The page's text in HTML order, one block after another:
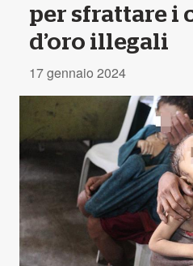
per sfrattare i
d’oro illegali
17 gennaio 2024